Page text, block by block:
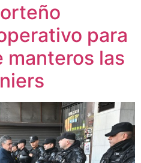
para
manteros las